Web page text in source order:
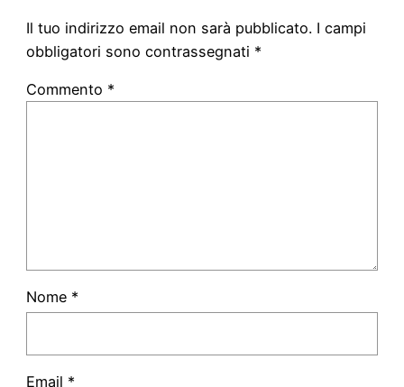
Il tuo indirizzo email non sarà pubblicato. I campi
obbligatori sono contrassegnati *
Commento *
Nome *
Email *